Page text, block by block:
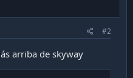
#2
arriba de skyway